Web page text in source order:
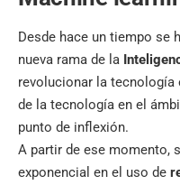
Desde hace un tiempo se
nueva rama de la
revolucionar la tecnología
de la tecnología en el
punto de inflexión.
A partir de ese momento,
exponencial en el uso de